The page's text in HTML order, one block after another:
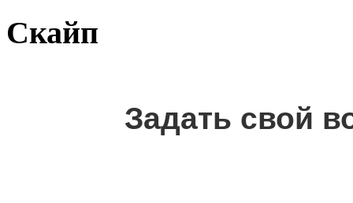
Скайп
Задать свой